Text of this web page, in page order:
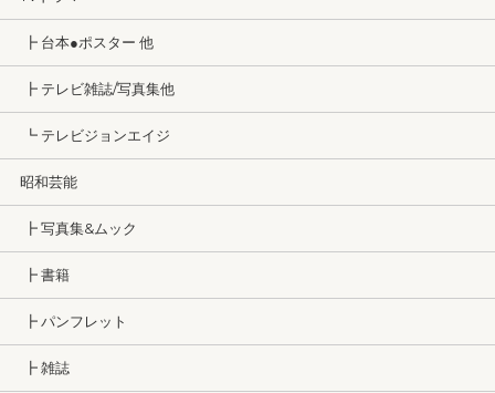
┣ 台本●ポスター 他
┣ テレビ雑誌/写真集他
┗ テレビジョンエイジ
昭和芸能
┣ 写真集&ムック
┣ 書籍
┣ パンフレット
┣ 雑誌